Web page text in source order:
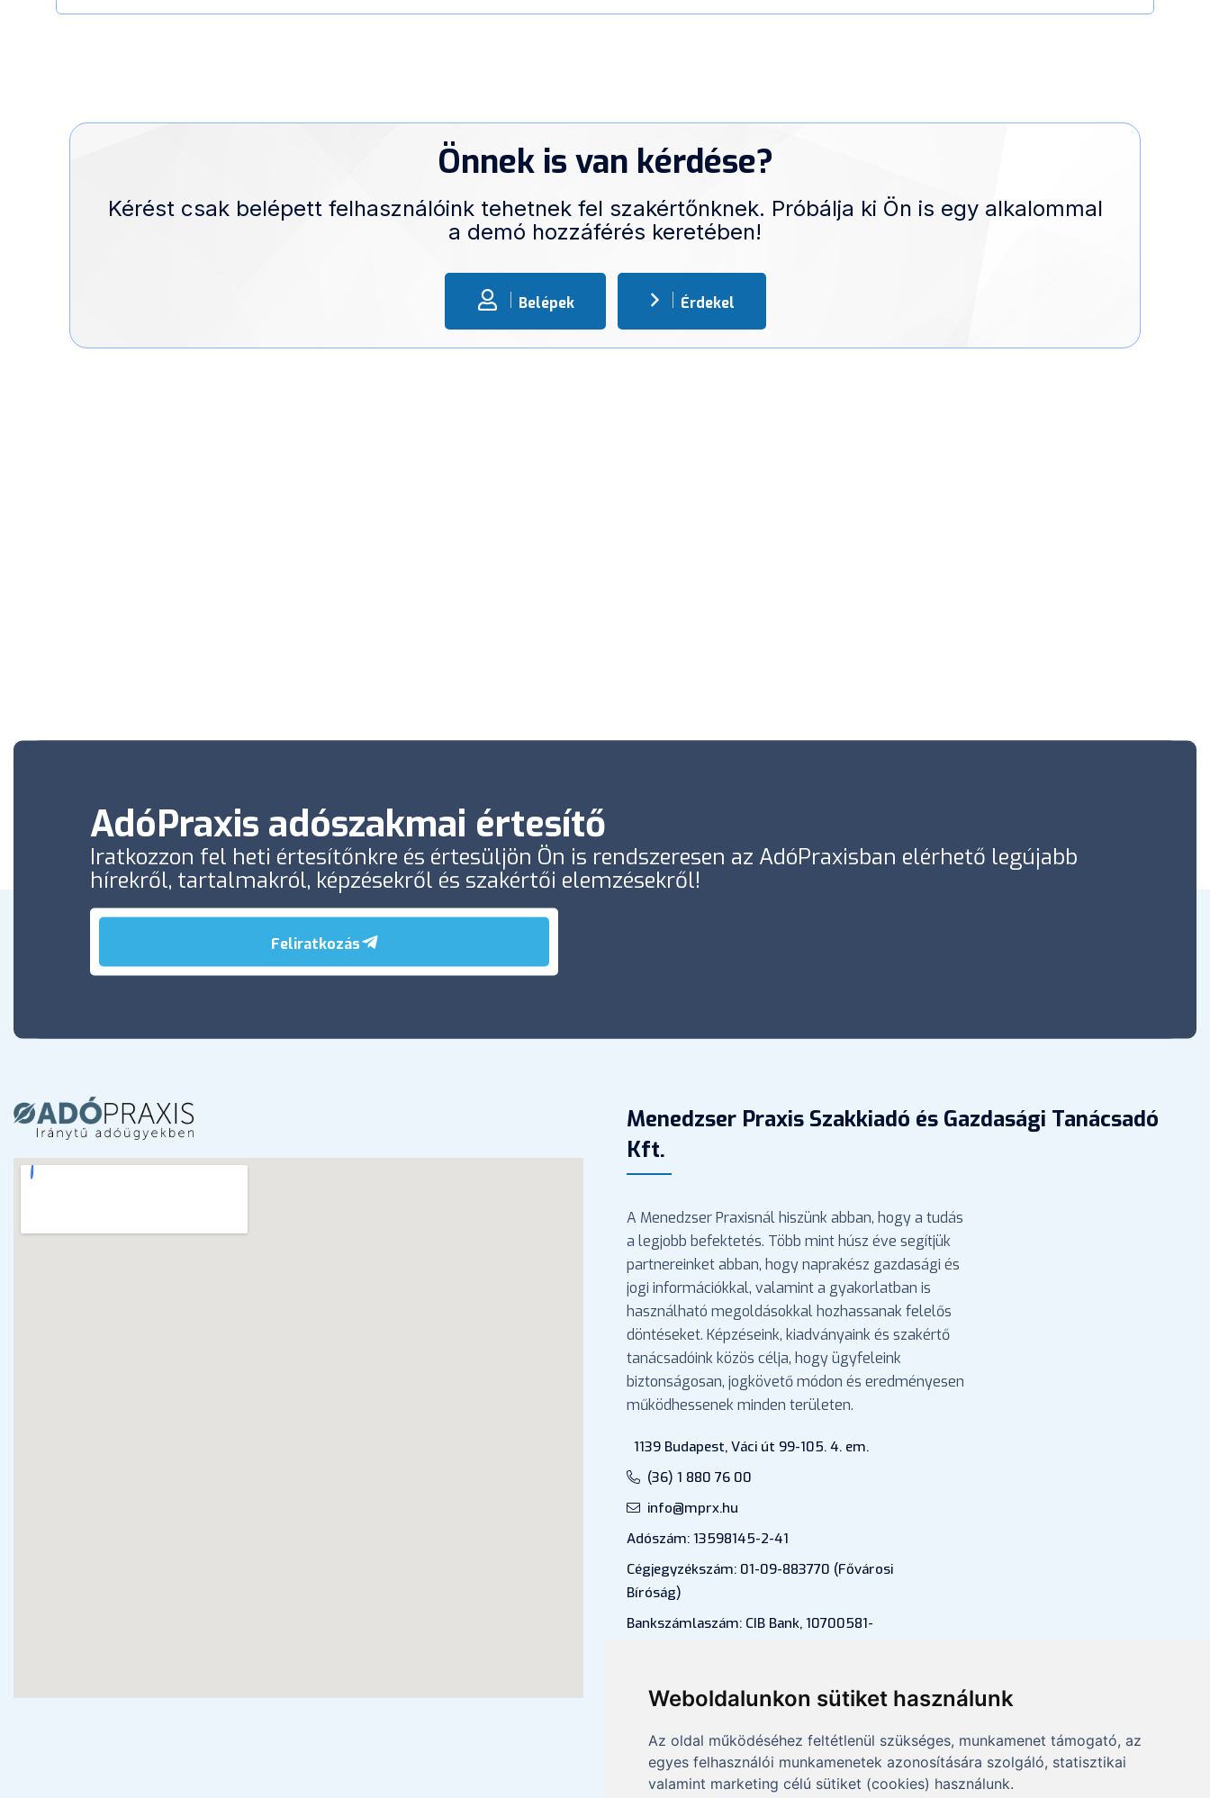
Weboldalunkon sütiket használunk
Az oldal működéséhez feltétlenül szükséges, munkamenet támogató, az
egyes felhasználói munkamenetek azonosítására szolgáló, statisztikai
valamint marketing célú sütiket (cookies) használunk.
Önnek is van kérdése?
Kérést csak belépett felhasználóink tehetnek fel szakértőnknek. Próbálja ki Ön is egy alkalommal
a demó hozzáférés keretében!
Belépek Érdekel
AdóPraxis adószakmai értesítő
Iratkozzon fel heti értesítőnkre és értesüljön Ön is rendszeresen az AdóPraxisban elérhető legújabb
hírekről, tartalmakról, képzésekről és szakértői elemzésekről!
Feliratkozás
Menedzser Praxis Szakkiadó és Gazdasági Tanácsadó
Kft.
A Menedzser Praxisnál hiszünk abban, hogy a tudás
a legjobb befektetés. Több mint húsz éve segítjük
partnereinket abban, hogy naprakész gazdasági és
jogi információkkal, valamint a gyakorlatban is
használható megoldásokkal hozhassanak felelős
döntéseket. Képzéseink, kiadványaink és szakértő
tanácsadóink közös célja, hogy ügyfeleink
biztonságosan, jogkövető módon és eredményesen
működhessenek minden területen.
1139 Budapest, Váci út 99-105. 4. em.
(36) 1 880 76 00
info@mprx.hu
Adószám: 13598145-2-41
Cégjegyzékszám: 01-09-883770 (Fővárosi
Bíróság)
Bankszámlaszám: CIB Bank, 10700581-
B/2020/000053